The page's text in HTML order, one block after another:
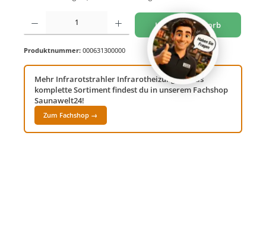
Produkt Anzahl: Gib den gewünschten Wert ein oder benutze die Schaltflächen um
In den Warenkorb
Produktnummer: 000631300000
Mehr Infrarotstrahler Infrarotheizungen? Das
komplette Sortiment findest du in unserem Fachshop
Saunawelt24!
Zum Fachshop →